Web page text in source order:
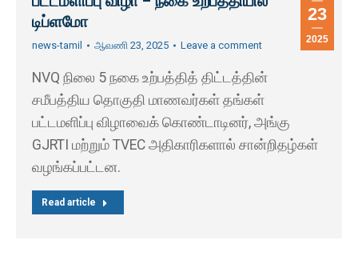
23
2025
டிப்ளமோ
news-tamil ஆவணி 23, 2025 Leave a comment
NVQ நிலை 5 நகை உற்பத்தித் திட்டத்தின்
சமீபத்திய தொகுதி மாணவர்கள் தங்கள்
பட்டமளிப்பு விழாவைக் கொண்டாடினர், அங்கு
GJRTI மற்றும் TVEC அதிகாரிகளால் சான்றிதழ்கள்
வழங்கப்பட்டன.
Read article